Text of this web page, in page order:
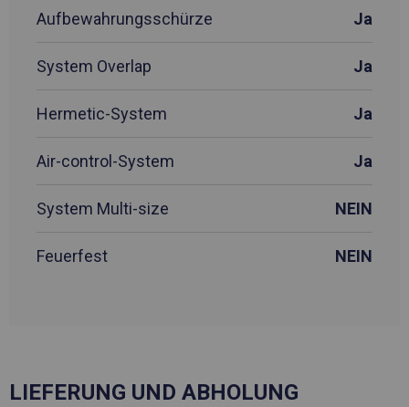
Aufbewahrungsschürze Ja
System Overlap Ja
Hermetic-System Ja
Air-control-System Ja
System Multi-size NEIN
Feuerfest NEIN
LIEFERUNG UND ABHOLUNG